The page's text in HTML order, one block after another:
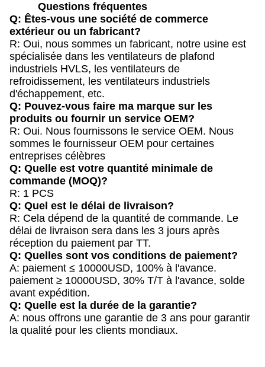
Questions fréquentes
Q: Êtes-vous une société de commerce
extérieur ou un fabricant?
R: Oui, nous sommes un fabricant, notre usine est
spécialisée dans les ventilateurs de plafond
industriels HVLS, les ventilateurs de
refroidissement, les ventilateurs industriels
d'échappement, etc.
Q: Pouvez-vous faire ma marque sur les
produits ou fournir un service OEM?
R: Oui. Nous fournissons le service OEM. Nous
sommes le fournisseur OEM pour certaines
entreprises célèbres
Q: Quelle est votre quantité minimale de
commande (MOQ)?
R: 1 PCS
Q: Quel est le délai de livraison?
R: Cela dépend de la quantité de commande. Le
délai de livraison sera dans les 3 jours après
réception du paiement par TT.
Q: Quelles sont vos conditions de paiement?
A: paiement ≤ 10000USD, 100% à l'avance.
paiement ≥ 10000USD, 30% T/T à l'avance, solde
avant expédition.
Q: Quelle est la durée de la garantie?
A: nous offrons une garantie de 3 ans pour garantir
la qualité pour les clients mondiaux.